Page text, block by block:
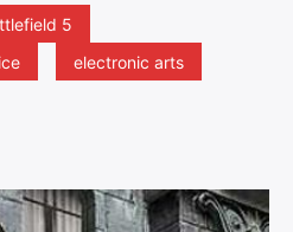
5
electronic arts